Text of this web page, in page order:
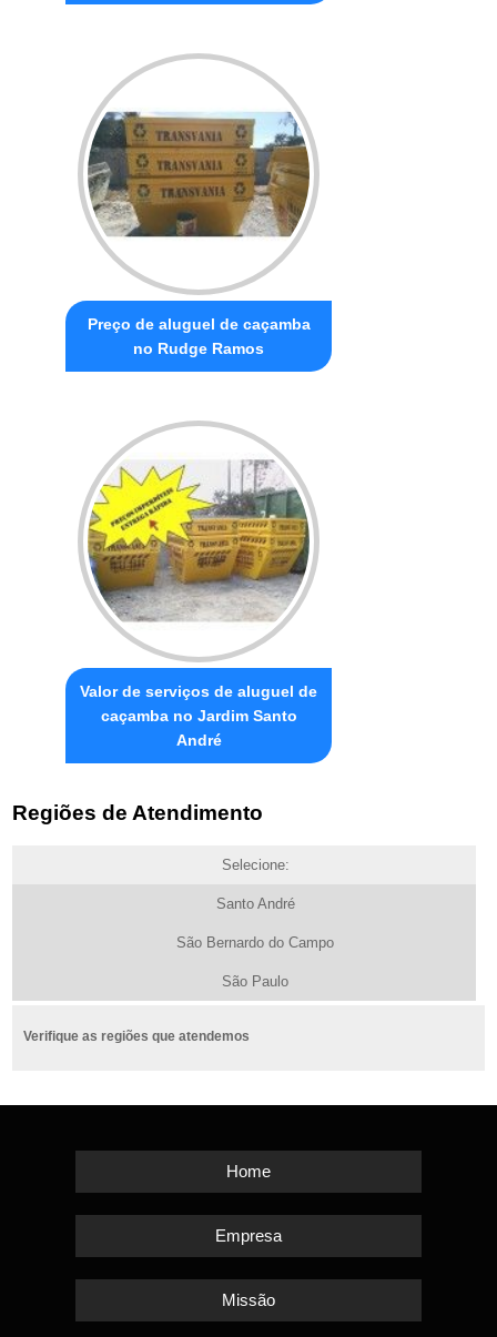
Preço de aluguel de caçamba
no Rudge Ramos
Valor de serviços de aluguel de
caçamba no Jardim Santo
André
Regiões de Atendimento
Selecione:
Santo André
São Bernardo do Campo
São Paulo
Verifique as regiões que atendemos
Home
Empresa
Missão